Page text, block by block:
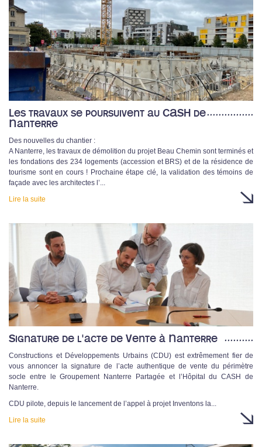
Les travaux se poursuivent au CASH de
Nanterre
Des nouvelles du chantier :
A Nanterre, les travaux de démolition du projet Beau Chemin sont terminés et
les fondations des 234 logements (accession et BRS) et de la résidence de
tourisme sont en cours ! Prochaine étape clé, la validation des témoins de
façade avec les architectes l’...
Lire la suite
Signature de l'acte de Vente à Nanterre
Constructions et Développements Urbains (CDU) est extrêmement fier de
vous annoncer la signature de l’acte authentique de vente du périmètre
socle entre le Groupement Nanterre Partagée et l’Hôpital du CASH de
Nanterre.
CDU pilote, depuis le lancement de l’appel à projet Inventons la...
Lire la suite